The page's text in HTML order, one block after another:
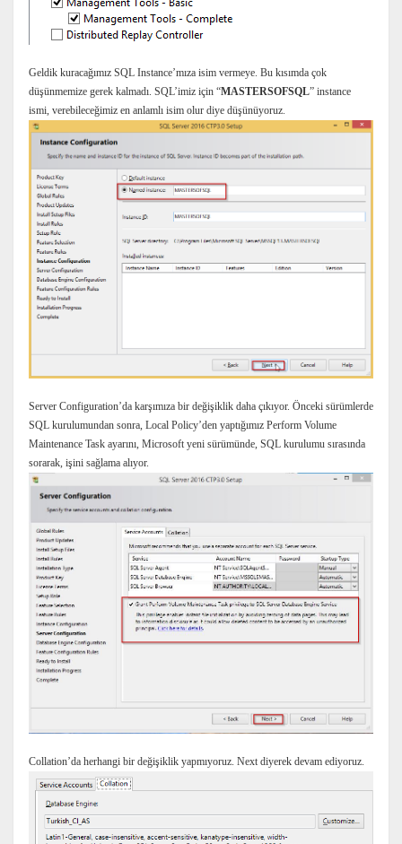
Geldik kuracağımız SQL Instance’mıza isim vermeye. Bu kısımda çok
düşünmemize gerek kalmadı. SQL’imiz için “MASTERSOFSQL” instance
ismi, verebileceğimiz en anlamlı isim olur diye düşünüyoruz.
Server Configuration’da karşımıza bir değişiklik daha çıkıyor. Önceki sürümlerde
SQL kurulumundan sonra, Local Policy’den yaptığımız Perform Volume
Maintenance Task ayarını, Microsoft yeni sürümünde, SQL kurulumu sırasında
sorarak, işini sağlama alıyor.
Collation’da herhangi bir değişiklik yapmıyoruz. Next diyerek devam ediyoruz.